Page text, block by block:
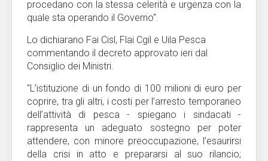
procedano con la stessa celerità e urgenza con la
quale sta operando il Governo".
Lo dichiarano Fai Cisl, Flai Cgil e Uila Pesca
commentando il decreto approvato ieri dal
Consiglio dei Ministri.
"L’istituzione di un fondo di 100 milioni di euro per
coprire, tra gli altri, i costi per l’arresto temporaneo
dell’attività di pesca - spiegano i sindacati -
rappresenta un adeguato sostegno per poter
attendere, con minore preoccupazione, l’esaurirsi
della crisi in atto e prepararsi al suo rilancio;